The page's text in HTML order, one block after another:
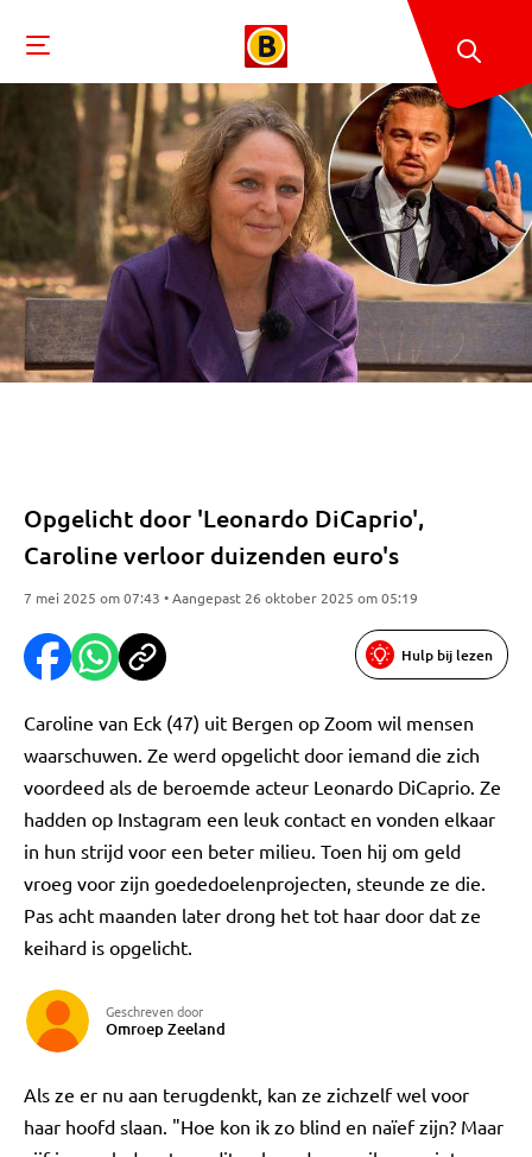
Opgelicht door 'Leonardo DiCaprio',
Caroline verloor duizenden euro's
7 mei 2025 om 07:43 • Aangepast 26 oktober 2025 om 05:19
Hulp bij lezen
Caroline van Eck (47) uit Bergen op Zoom wil mensen
waarschuwen. Ze werd opgelicht door iemand die zich
voordeed als de beroemde acteur Leonardo DiCaprio. Ze
hadden op Instagram een leuk contact en vonden elkaar
in hun strijd voor een beter milieu. Toen hij om geld
vroeg voor zijn goededoelenprojecten, steunde ze die.
Pas acht maanden later drong het tot haar door dat ze
keihard is opgelicht.
Geschreven door
Omroep Zeeland
Als ze er nu aan terugdenkt, kan ze zichzelf wel voor
haar hoofd slaan. "Hoe kon ik zo blind en naïef zijn? Maar